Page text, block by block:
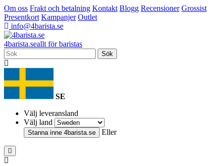
Om oss Frakt och betalning Kontakt Blogg Recensioner Grossist
Presentkort Kampanjer Outlet
info@4barista.se
4barista.seallt för baristas
Sök
SE
Välj leveransland
Välj land
Stanna inne 4barista.se Eller